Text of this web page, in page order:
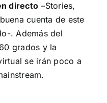
directo –Stories,
cuenta de este
. Además del
grados y la
se irán poco a